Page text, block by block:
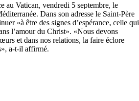
au Vatican, vendredi 5 septembre, le
Dans son adresse le Saint-Père
«à être des signes d’espérance, celle qui
l’amour du Christ». «Nous devons
et dans nos relations, la faire éclore
a-t-il affirmé.